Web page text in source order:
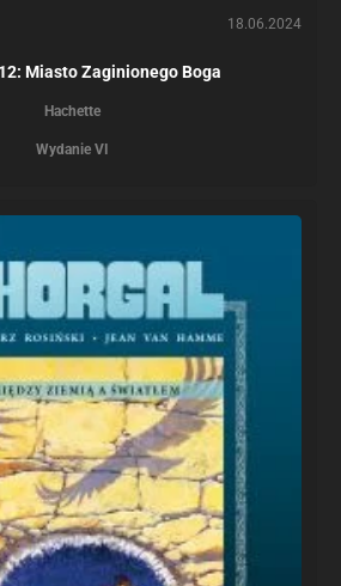
18.06.2024
Miasto Zaginionego Boga
Hachette
Wydanie VI